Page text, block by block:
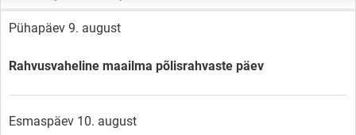
Pühapäev 9. august
Rahvusvaheline maailma põlisrahvaste päev
Esmaspäev 10. august